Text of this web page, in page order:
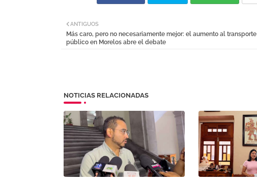
ANTIGUOS
Más caro, pero no necesariamente mejor: el aumento al transporte
público en Morelos abre el debate
NOTICIAS RELACIONADAS